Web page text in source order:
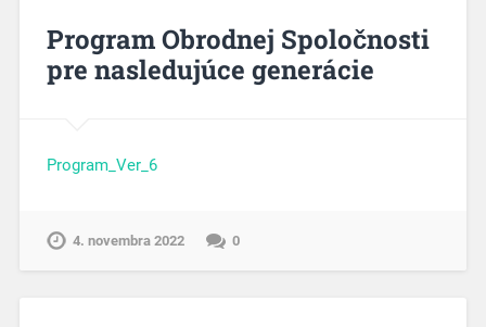
Program Obrodnej Spoločnosti
pre nasledujúce generácie
Program_Ver_6
4. novembra 2022 0